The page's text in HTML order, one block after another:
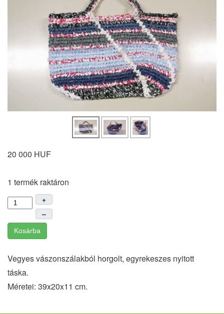
20 000 HUF
1 termék raktáron
+
–
Kosárba
Vegyes vászonszálakból horgolt, egyrekeszes nyitott
táska.
Méretei: 39x20x11 cm.